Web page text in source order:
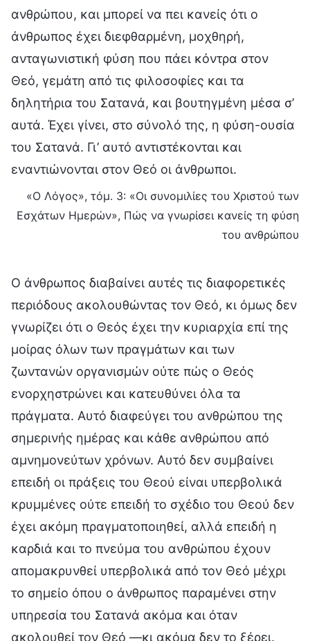
ανθρώπου, και μπορεί να πει κανείς ότι ο
άνθρωπος έχει διεφθαρμένη, μοχθηρή,
ανταγωνιστική φύση που πάει κόντρα στον
Θεό, γεμάτη από τις φιλοσοφίες και τα
δηλητήρια του Σατανά, και βουτηγμένη μέσα σ’
αυτά. Έχει γίνει, στο σύνολό της, η φύση-ουσία
του Σατανά. Γι’ αυτό αντιστέκονται και
εναντιώνονται στον Θεό οι άνθρωποι.
«Ο Λόγος», τόμ. 3: «Οι συνομιλίες του Χριστού των
Εσχάτων Ημερών», Πώς να γνωρίσει κανείς τη φύση
του ανθρώπου
Ο άνθρωπος διαβαίνει αυτές τις διαφορετικές
περιόδους ακολουθώντας τον Θεό, κι όμως δεν
γνωρίζει ότι ο Θεός έχει την κυριαρχία επί της
μοίρας όλων των πραγμάτων και των
ζωντανών οργανισμών ούτε πώς ο Θεός
ενορχηστρώνει και κατευθύνει όλα τα
πράγματα. Αυτό διαφεύγει του ανθρώπου της
σημερινής ημέρας και κάθε ανθρώπου από
αμνημονεύτων χρόνων. Αυτό δεν συμβαίνει
επειδή οι πράξεις του Θεού είναι υπερβολικά
κρυμμένες ούτε επειδή το σχέδιο του Θεού δεν
έχει ακόμη πραγματοποιηθεί, αλλά επειδή η
καρδιά και το πνεύμα του ανθρώπου έχουν
απομακρυνθεί υπερβολικά από τον Θεό μέχρι
το σημείο όπου ο άνθρωπος παραμένει στην
υπηρεσία του Σατανά ακόμα και όταν
ακολουθεί τον Θεό —κι ακόμα δεν το ξέρει.